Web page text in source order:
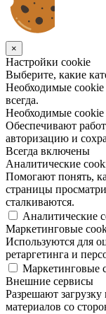
×
Настройки cookie
Выберите, какие
Необходимые cookie
всегда.
Необходимые cookie
Обеспечивают
авторизацию и
Всегда включены
Аналитические
Помогают понять,
страницы
сталкиваются.
Аналитические
Маркетинговые
Используются для
ретаргетинга и
Маркетинговые
Внешние сервисы
Разрешают
материалов со